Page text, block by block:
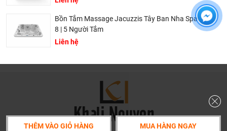
Bồn Tắm Massage Jacuzzis Tây Ban Nha Spa Aqua
8 | 5 Người Tắm
Liên hệ
THÊM VÀO GIỎ HÀNG
MUA HÀNG NGAY